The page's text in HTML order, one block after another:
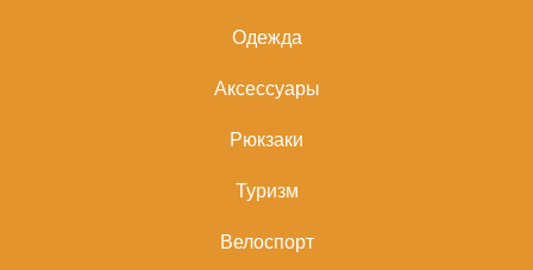
Одежда
Аксессуары
Рюкзаки
Туризм
Велоспорт